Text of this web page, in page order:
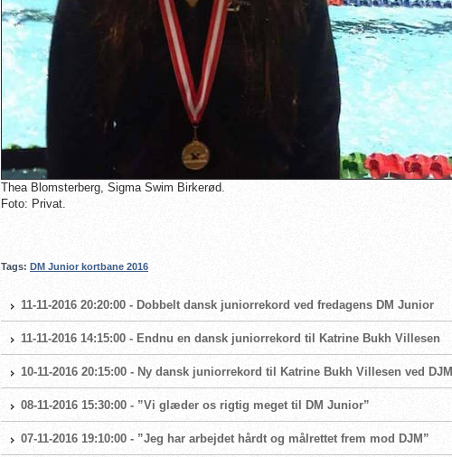
Thea Blomsterberg, Sigma Swim Birkerød.
Foto: Privat.
Tags: DM Junior kortbane 2016
11-11-2016 20:20:00 - Dobbelt dansk juniorrekord ved fredagens DM Junior
11-11-2016 14:15:00 - Endnu en dansk juniorrekord til Katrine Bukh Villesen
10-11-2016 20:15:00 - Ny dansk juniorrekord til Katrine Bukh Villesen ved DJM
08-11-2016 15:30:00 - ”Vi glæder os rigtig meget til DM Junior”
07-11-2016 19:10:00 - ”Jeg har arbejdet hårdt og målrettet frem mod DJM”